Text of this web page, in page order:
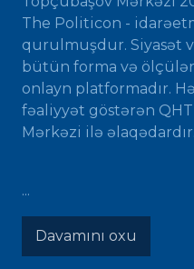
The Politicon -
qurulmuşdur. Siyasət
bütün forma və
onlayn platformadır.
fəaliyyət göstərən
Mərkəzi ilə əlaqədardır.
...
Davamını oxu